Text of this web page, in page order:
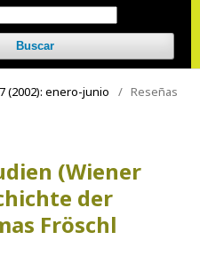
Buscar
(2002): enero-junio / Reseñas
(Wiener
der
Fröschl